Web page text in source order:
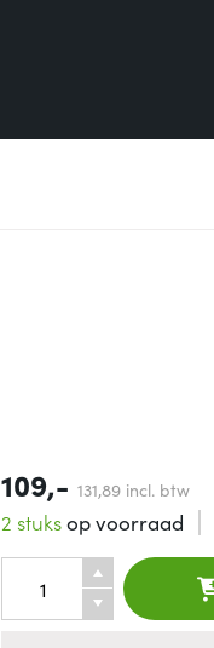
109,- 131,89 incl. btw
2 stuksop voorraad